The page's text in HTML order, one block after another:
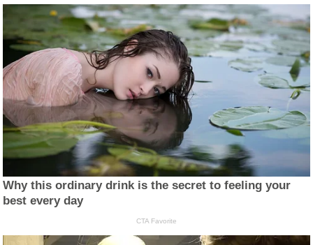
Why this ordinary drink is the secret to feeling your
best every day
CTA Favorite